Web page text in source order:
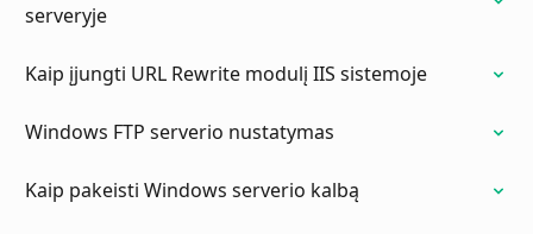
serveryje
Kaip įjungti URL Rewrite modulį IIS sistemoje
Windows FTP serverio nustatymas
Kaip pakeisti Windows serverio kalbą